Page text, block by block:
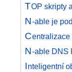
TOP skripty
N-able je
Centralizace
N-able DNS
Inteligentní